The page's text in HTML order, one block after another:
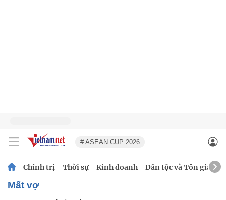
# ASEAN CUP 2026
Chính trị Thời sự Kinh doanh Dân tộc và Tôn giáo
Mất vợ